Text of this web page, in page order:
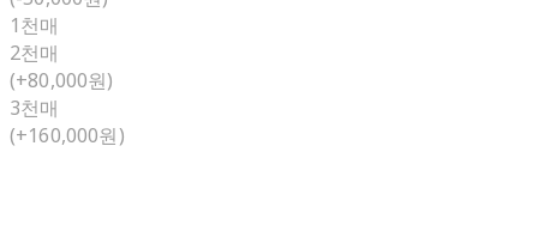
1천매
2천매
(+80,000원)
3천매
(+160,000원)